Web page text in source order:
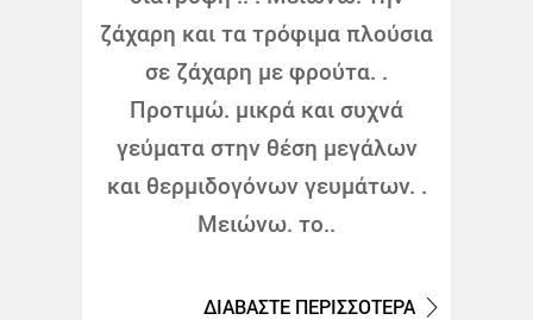
ζάχαρη και τα τρόφιμα πλούσια
σε ζάχαρη με φρούτα. .
Προτιμώ. μικρά και συχνά
γεύματα στην θέση μεγάλων
και θερμιδογόνων γευμάτων. .
Μειώνω. το..
ΔΙΑΒΑΣΤΕ ΠΕΡΙΣΣΟΤΕΡΑ